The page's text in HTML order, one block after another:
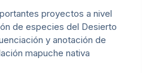
proyectos a nivel
de especies del Desierto
y anotación de
mapuche nativa